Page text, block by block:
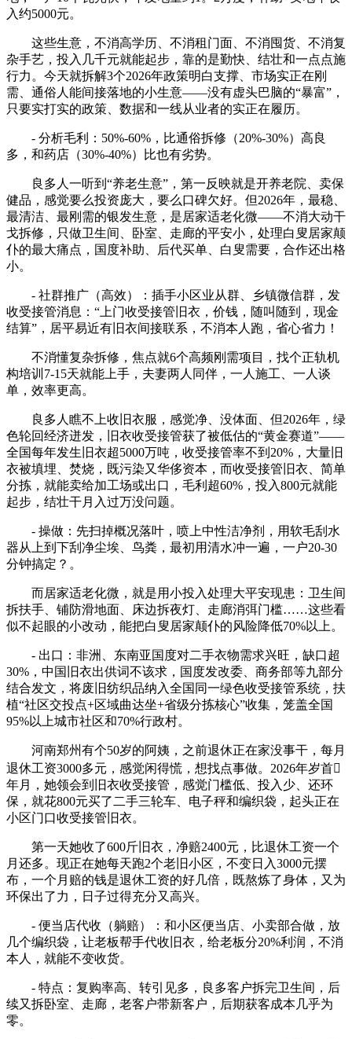
入约5000元。
这些生意，不消高学历、不消租门面、不消囤货、不消复
杂手艺，投入几千元就能起步，靠的是勤快、结壮和一点点施
行力。今天就拆解3个2026年政策明白支撑、市场实正在刚
需、通俗人能间接落地的小生意——没有虚头巴脑的“暴富”，
只要实打实的政策、数据和一线从业者的实正在履历。
- 分析毛利：50%-60%，比通俗拆修（20%-30%）高良
多，和药店（30%-40%）比也有劣势。
良多人一听到“养老生意”，第一反映就是开养老院、卖保
健品，感觉要么投资庞大，要么口碑欠好。但2026年，最稳、
最清洁、最刚需的银发生意，是居家适老化微——不消大动干
戈拆修，只做卫生间、卧室、走廊的平安小，处理白叟居家颠
仆的最大痛点，国度补助、后代买单、白叟需要，合作还出格
小。
- 社群推广（高效）：插手小区业从群、乡镇微信群，发
收受接管消息：“上门收受接管旧衣，价钱，随叫随到，现金
结算”，居平易近有旧衣间接联系，不消本人跑，省心省力！
不消懂复杂拆修，焦点就6个高频刚需项目，找个正轨机
构培训7-15天就能上手，夫妻两人同伴，一人施工、一人谈
单，效率更高。
良多人瞧不上收旧衣服，感觉净、没体面、但2026年，绿
色轮回经济迸发，旧衣收受接管获了被低估的“黄金赛道”——
全国每年发生旧衣超5000万吨，收受接管率不到20%，大量旧
衣被填埋、焚烧，既污染又华侈资本，而收受接管旧衣、简单
分拣，就能卖给加工场或出口，毛利超60%，投入800元就能
起步，结壮干月入过万没问题。
- 操做：先扫掉概况落叶，喷上中性洁净剂，用软毛刮水
器从上到下刮净尘埃、鸟粪，最初用清水冲一遍，一户20-30
分钟搞定？。
而居家适老化微，就是用小投入处理大平安现患：卫生间
拆扶手、铺防滑地面、床边拆夜灯、走廊消弭门槛……这些看
似不起眼的小改动，能把白叟居家颠仆的风险降低70%以上。
- 出口：非洲、东南亚国度对二手衣物需求兴旺，缺口超
30%，中国旧衣出供词不该求，国度发改委、商务部等九部分
结合发文，将废旧纺织品纳入全国同一绿色收受接管系统，扶
植“社区交投点+区域曲达坐+省级分拣核心”收集，笼盖全国
95%以上城市社区和70%行政村。
河南郑州有个50岁的阿姨，之前退休正在家没事干，每月
退休工资3000多元，感觉闲得慌，想找点事做。2026年岁首
年月，她领会到旧衣收受接管，感觉门槛低、投入少、还环
保，就花800元买了二手三轮车、电子秤和编织袋，起头正在
小区门口收受接管旧衣。
第一天她收了600斤旧衣，净赔2400元，比退休工资一个
月还多。现正在她每天跑2个老旧小区，不变日入3000元摆
布，一个月赔的钱是退休工资的好几倍，既熬炼了身体，又为
环保出了力，日子过得充分又高兴。
- 便当店代收（躺赔）：和小区便当店、小卖部合做，放
几个编织袋，让老板帮手代收旧衣，给老板分20%利润，不消
本人，就能不变收货。
- 特点：复购率高、转引见多，良多客户拆完卫生间，后
续又拆卧室、走廊，老客户带新客户，后期获客成本几乎为
零。